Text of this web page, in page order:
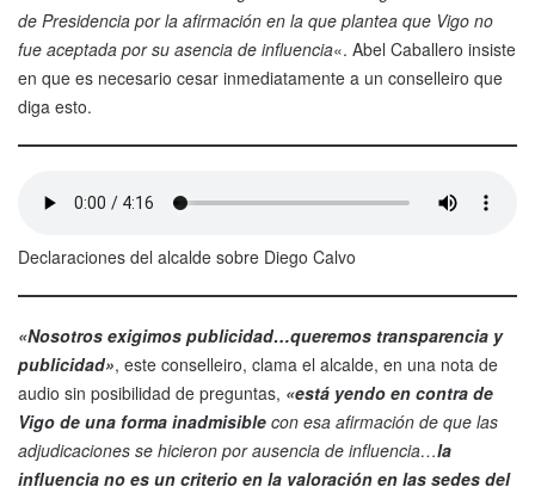
de Presidencia por la afirmación en la que plantea que Vigo no
fue aceptada por su asencia de influencia«. Abel Caballero insiste
en que es necesario cesar inmediatamente a un conselleiro que
diga esto.
Declaraciones del alcalde sobre Diego Calvo
«Nosotros exigimos publicidad…queremos transparencia y
publicidad», este conselleiro, clama el alcalde, en una nota de
audio sin posibilidad de preguntas, «está yendo en contra de
Vigo de una forma inadmisible con esa afirmación de que las
adjudicaciones se hicieron por ausencia de influencia…la
influencia no es un criterio en la valoración en las sedes del